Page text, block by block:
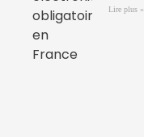
Lire plus »